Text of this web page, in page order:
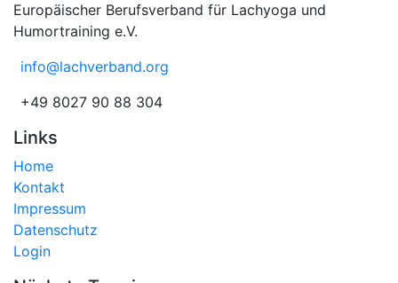
Europäischer Berufsverband für Lachyoga und
Humortraining e.V.
info@lachverband.org
+49 8027 90 88 304
Links
Home
Kontakt
Impressum
Datenschutz
Login